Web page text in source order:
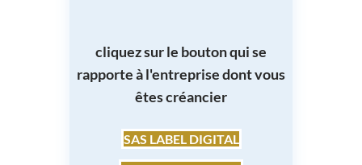
cliquez sur le bouton qui se
rapporte à l'entreprise dont vous
êtes créancier
SAS LABEL DIGITAL